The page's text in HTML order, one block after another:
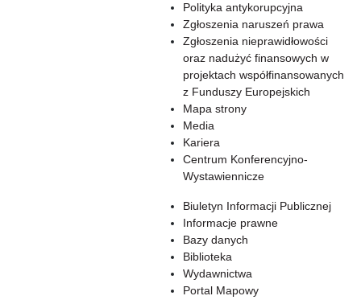
Polityka antykorupcyjna
Zgłoszenia naruszeń prawa
Zgłoszenia nieprawidłowości
oraz nadużyć finansowych w
projektach współfinansowanych
z Funduszy Europejskich
Mapa strony
Media
Kariera
Centrum Konferencyjno-
Wystawiennicze
Biuletyn Informacji Publicznej
Informacje prawne
Bazy danych
Biblioteka
Wydawnictwa
Portal Mapowy